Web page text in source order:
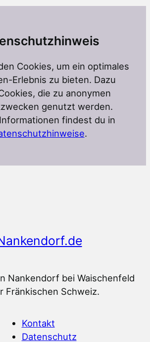
Cookies, um ein optimales
Erlebnis zu bieten. Dazu
die zu anonymen
genutzt werden.
findest du in
.
Nankendorf bei Waischenfeld
Fränkischen Schweiz.
Kontakt
Datenschutz